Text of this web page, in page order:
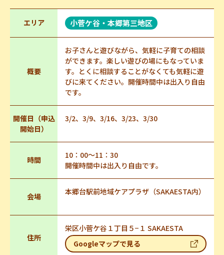
エリア 小菅ケ谷・本郷第三地区
概要
お子さんと遊びながら、気軽に子育ての相談
ができます。楽しい遊びの場にもなっていま
す。とくに相談することがなくても気軽に遊
びに来てください。開催時間中は出入り自由
です。
開催日（申込
開始日）
3/2、3/9、3/16、3/23、3/30
時間
10：00～11：30
開催時間中は出入り自由です。
会場 本郷台駅前地域ケアプラザ（SAKAESTA内）
住所
栄区小菅ケ谷１丁目５−１ SAKAESTA
Googleマップで見る